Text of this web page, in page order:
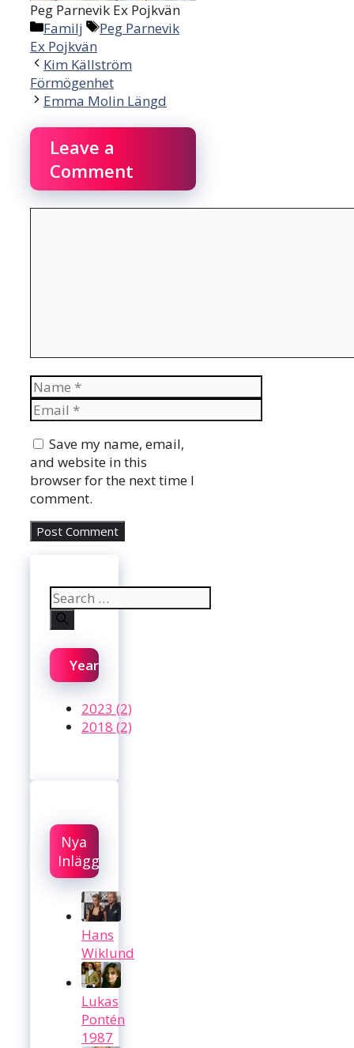
Peg Parnevik Ex Pojkvän
Categories
Familj Tags
Peg Parnevik
Ex Pojkvän
Kim Källström
Förmögenhet
Emma Molin Längd
Leave a
Comment
Name
Email
Save my name, email,
and website in this
browser for the next time I
comment.
Search
for:
Year
2023 (2)
2018 (2)
Nya
Inlägg
Hans
Wiklund
Lukas
Pontén
1987